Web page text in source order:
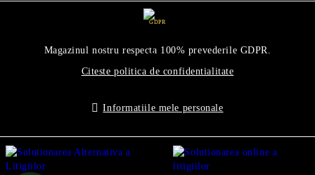
GDPR
Magazinul nostru respecta 100% prevederile GDPR.
Citeste politica de confidentialitate
Informatiile mele personale